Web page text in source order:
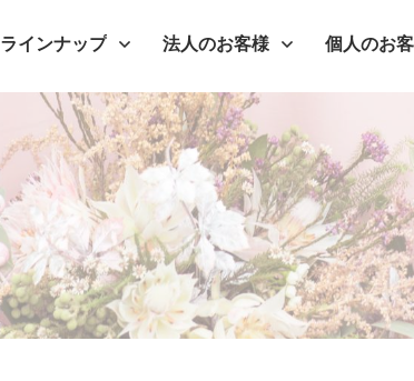
ラインナップ 法人のお客様 個人のお